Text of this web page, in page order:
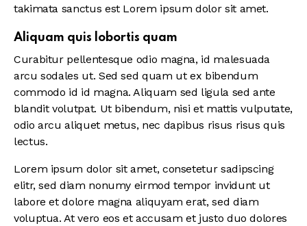
takimata sanctus est Lorem ipsum dolor sit amet.
Aliquam quis lobortis quam
Curabitur pellentesque odio magna, id malesuada
arcu sodales ut. Sed sed quam ut ex bibendum
commodo id id magna. Aliquam sed ligula sed ante
blandit volutpat. Ut bibendum, nisi et mattis vulputate,
odio arcu aliquet metus, nec dapibus risus risus quis
lectus.
Lorem ipsum dolor sit amet, consetetur sadipscing
elitr, sed diam nonumy eirmod tempor invidunt ut
labore et dolore magna aliquyam erat, sed diam
voluptua. At vero eos et accusam et justo duo dolores